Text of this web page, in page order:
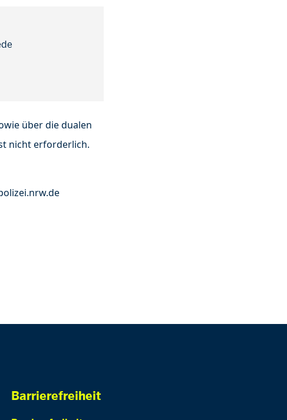
über die dualen
nicht erforderlich.
Barrierefreiheit